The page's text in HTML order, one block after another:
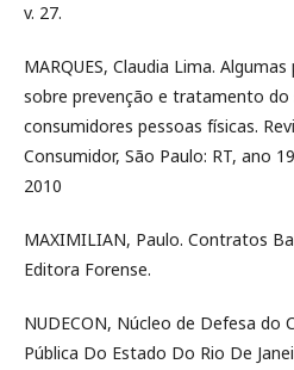
v. 27.
MARQUES, Claudia Lima.
sobre prevenção e tratamento
consumidores pessoas físicas.
Consumidor, São Paulo: RT, ano
2010
MAXIMILIAN, Paulo. Contratos
Editora Forense.
NUDECON, Núcleo de Defesa do
Pública Do Estado Do Rio De